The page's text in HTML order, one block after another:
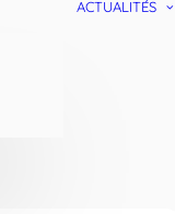
ACTUALITÉS